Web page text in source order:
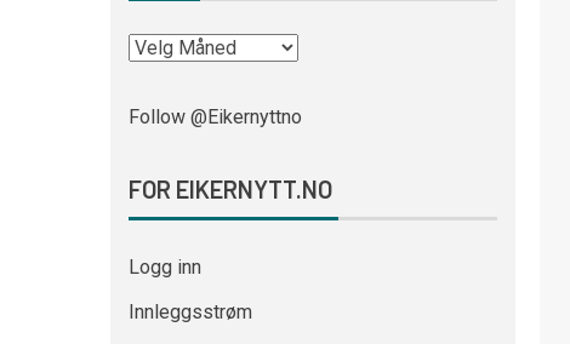
Follow @Eikernyttno
FOR EIKERNYTT.NO
Logg inn
Innleggsstrøm